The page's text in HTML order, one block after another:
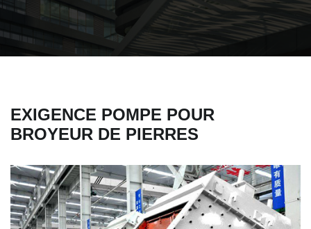
EXIGENCE POMPE POUR
BROYEUR DE PIERRES